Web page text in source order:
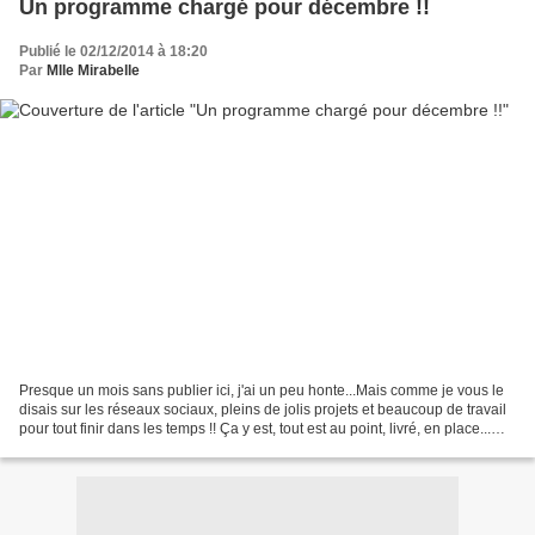
Un programme chargé pour décembre !!
Publié le 02/12/2014 à 18:20
Par Mlle Mirabelle
Presque un mois sans publier ici, j'ai un peu honte...Mais comme je vous le
disais sur les réseaux sociaux, pleins de jolis projets et beaucoup de travail
pour tout finir dans les temps !! Ça y est, tout est au point, livré, en place...